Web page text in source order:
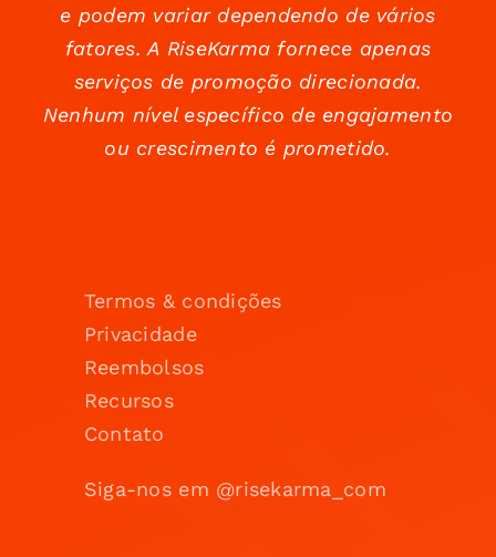
e podem variar dependendo de vários
fatores. A RiseKarma fornece apenas
serviços de promoção direcionada.
Nenhum nível específico de engajamento
ou crescimento é prometido.
Termos & condições
Privacidade
Reembolsos
Recursos
Contato
Siga-nos em @risekarma_com